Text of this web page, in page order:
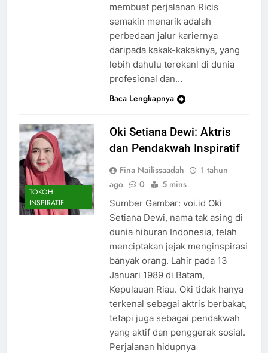
membuat perjalanan Ricis
semakin menarik adalah
perbedaan jalur kariernya
daripada kakak-kakaknya, yang
lebih dahulu terekanl di dunia
profesional dan…
Baca Lengkapnya
TOKOH
INSPIRATIF
Oki Setiana Dewi: Aktris
dan Pendakwah Inspiratif
Fina Nailissaadah
1 tahun
ago
0 5 mins
Sumber Gambar: voi.id Oki
Setiana Dewi, nama tak asing di
dunia hiburan Indonesia, telah
menciptakan jejak menginspirasi
banyak orang. Lahir pada 13
Januari 1989 di Batam,
Kepulauan Riau. Oki tidak hanya
terkenal sebagai aktris berbakat,
tetapi juga sebagai pendakwah
yang aktif dan penggerak sosial.
Perjalanan hidupnya